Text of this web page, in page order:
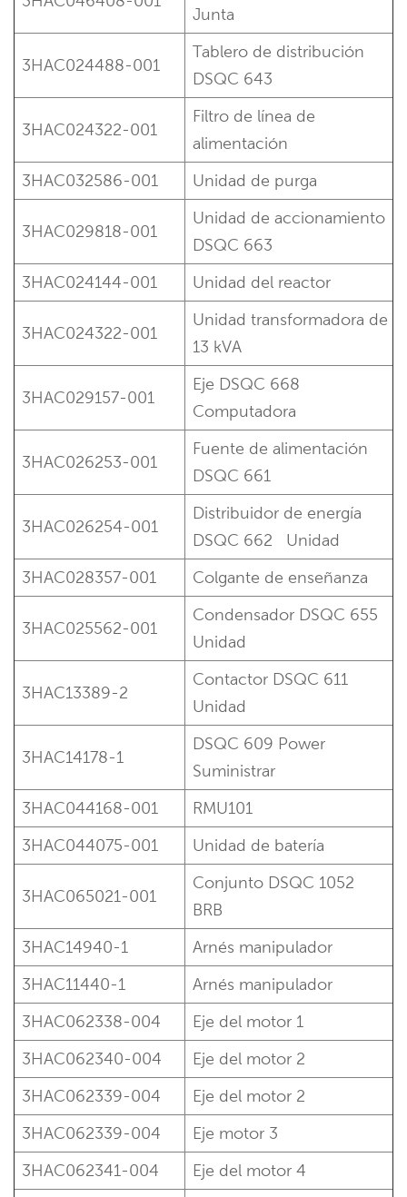
Junta
3HAC024488-001
Tablero de distribución
DSQC 643
3HAC024322-001
Filtro de línea de
alimentación
3HAC032586-001
Unidad de purga
3HAC029818-001
Unidad de accionamiento
DSQC 663
3HAC024144-001
Unidad del reactor
3HAC024322-001
Unidad transformadora de
13 kVA
3HAC029157-001
Eje DSQC 668
Computadora
3HAC026253-001
Fuente de alimentación
DSQC 661
3HAC026254-001
Distribuidor de energía
DSQC 662
Unidad
3HAC028357-001
Colgante de enseñanza
3HAC025562-001
Condensador DSQC 655
Unidad
3HAC13389-2
Contactor DSQC 611
Unidad
3HAC14178-1
DSQC 609 Power
Suministrar
3HAC044168-001
RMU101
3HAC044075-001
Unidad de batería
3HAC065021-001
Conjunto DSQC 1052
BRB
3HAC14940-1
Arnés manipulador
3HAC11440-1
Arnés manipulador
3HAC062338-004
Eje del motor 1
3HAC062340-004
Eje del motor 2
3HAC062339-004
Eje del motor 2
3HAC062339-004
Eje motor 3
3HAC062341-004
Eje del motor 4